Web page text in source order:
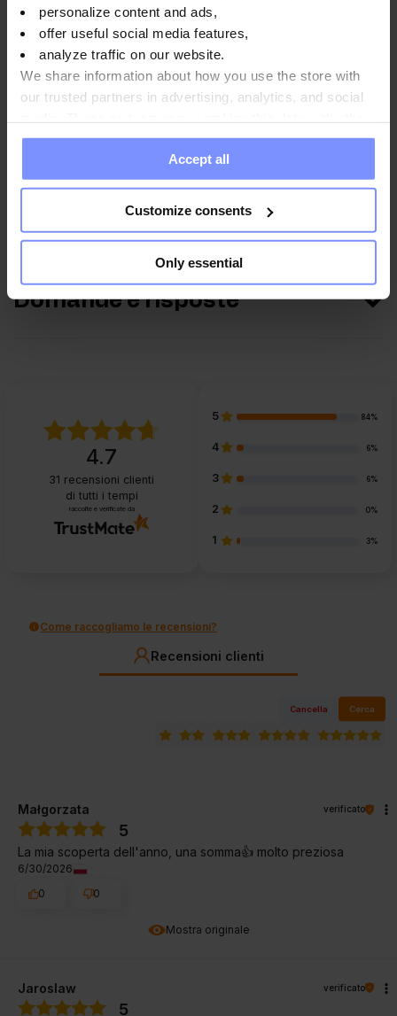
personalize content and ads,
offer useful social media features,
analyze traffic on our website.
We share information about how you use the store with
our trusted partners in advertising, analytics, and social
information you have provided to them or that they have
collected when you use their services. Do you agree?
Accept all
Customize consents
Only essential
Informazioni nutrizionali
Produttore:
Domande e risposte
4.7
31 recensioni clienti
di tutti i tempi
raccolte e verificate da
5 84%
4 6%
3 6%
2 0%
1 3%
Come raccogliamo le recensioni?
Recensioni clienti
Cancella Cerca
Mostra originale
Małgorzata verificato
5
La mia scoperta dell'anno, una somma👍️ molto preziosa
6/30/2026
0
0
Jaroslaw verificato
5